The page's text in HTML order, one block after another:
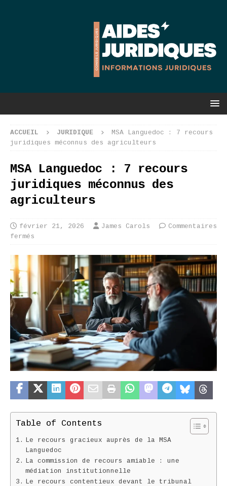
ACCUEIL JURIDIQUE
MSA Languedoc : 7 recours
juridiques méconnus des agriculteurs
MSA Languedoc : 7 recours
juridiques méconnus des
agriculteurs
février 21, 2026 James Carols
Commentaires
fermés
Table of Contents
Le recours gracieux auprès de la MSA
Languedoc
La commission de recours amiable : une
médiation institutionnelle
Le recours contentieux devant le tribunal